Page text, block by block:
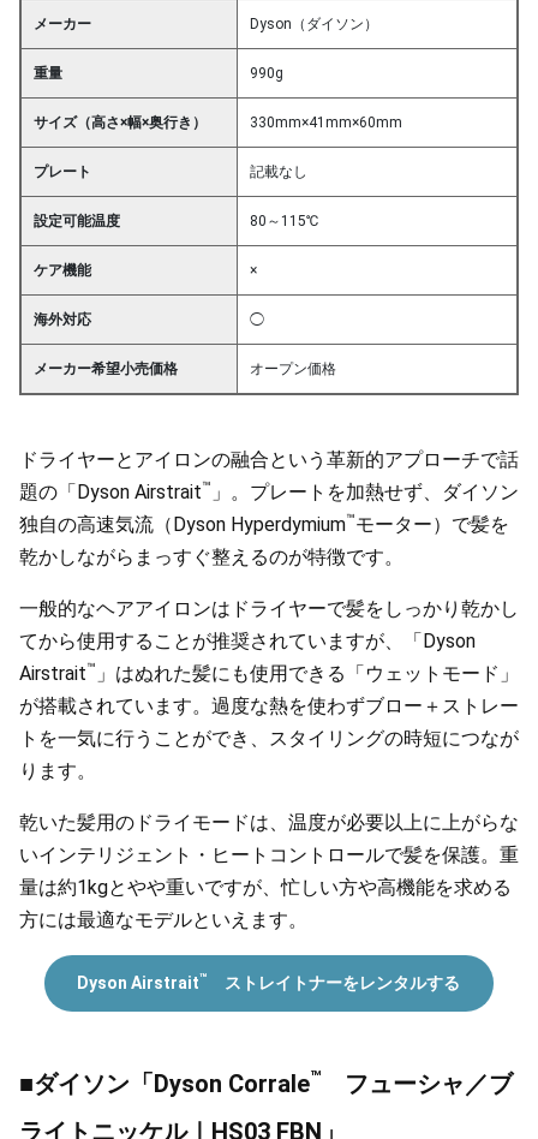
メーカー Dyson（ダイソン）
重量 990g
サイズ（高さ×幅×奥行き） 330mm×41mm×60mm
プレート 記載なし
設定可能温度 80～115℃
ケア機能 ×
海外対応 ◯
メーカー希望小売価格 オープン価格
ドライヤーとアイロンの融合という革新的アプローチで話
題の「Dyson Airstrait™ 」。プレートを加熱せず、ダイソン
独自の高速気流（Dyson Hyperdymium™モーター）で髪を
乾かしながらまっすぐ整えるのが特徴です。
一般的なヘアアイロンはドライヤーで髪をしっかり乾かし
てから使用することが推奨されていますが、「Dyson
Airstrait™ 」はぬれた髪にも使用できる「ウェットモード」
が搭載されています。過度な熱を使わずブロー＋ストレー
トを一気に行うことができ、スタイリングの時短につなが
ります。
乾いた髪用のドライモードは、温度が必要以上に上がらな
いインテリジェント・ヒートコントロールで髪を保護。重
量は約1kgとやや重いですが、忙しい方や高機能を求める
方には最適なモデルといえます。
Dyson Airstrait™ ストレイトナーをレンタルする
■ダイソン「Dyson Corrale™
フューシャ／ブ
ライトニッケル｜HS03 FBN」